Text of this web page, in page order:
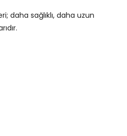
daha sağlıklı, daha uzun